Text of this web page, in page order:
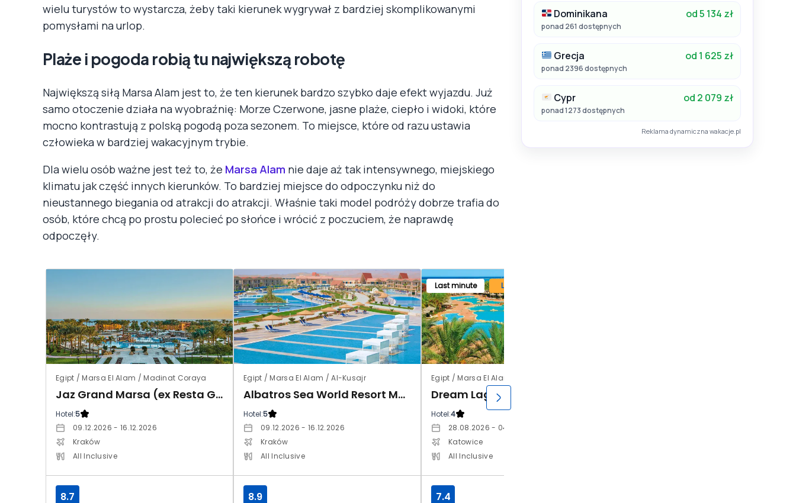
wielu turystów to wystarcza, żeby taki kierunek wygrywał z bardziej skomplikowanymi
pomysłami na urlop.
Plaże i pogoda robią tu największą robotę
Największą siłą Marsa Alam jest to, że ten kierunek bardzo szybko daje efekt wyjazdu. Już
samo otoczenie działa na wyobraźnię: Morze Czerwone, jasne plaże, ciepło i widoki, które
mocno kontrastują z polską pogodą poza sezonem. To miejsce, które od razu ustawia
człowieka w bardziej wakacyjnym trybie.
Dla wielu osób ważne jest też to, że Marsa Alam nie daje aż tak intensywnego, miejskiego
klimatu jak część innych kierunków. To bardziej miejsce do odpoczynku niż do
nieustannego biegania od atrakcji do atrakcji. Właśnie taki model podróży dobrze trafia do
osób, które chcą po prostu polecieć po słońce i wrócić z poczuciem, że naprawdę
odpoczęły.
Egipt / Marsa El Alam / Madinat Coraya
Jaz Grand Marsa (ex Resta Grand Resort)
Hotel:5
09.12.2026 - 16.12.2026
Kraków
All Inclusive
8.7
Egipt / Marsa El Alam / Al-Kusajr
Albatros Sea World Resort Marsa Alam
Hotel:5
09.12.2026 - 16.12.2026
Kraków
All Inclusive
8.9
Last minute Lato 2026
Egipt / Marsa El Alam
Hotel:4
28.08.2026 - 04.09.2026
Katowice
All Inclusive
7.4
Dominikana od 5 134 zł
ponad 261 dostępnych
Grecja od 1 625 zł
ponad 2396 dostępnych
Cypr od 2 079 zł
ponad 1273 dostępnych
Reklama dynamiczna wakacje.pl